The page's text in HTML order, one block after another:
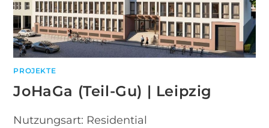
PROJEKTE
JoHaGa (Teil-Gu) | Leipzig
Nutzungsart: Residential